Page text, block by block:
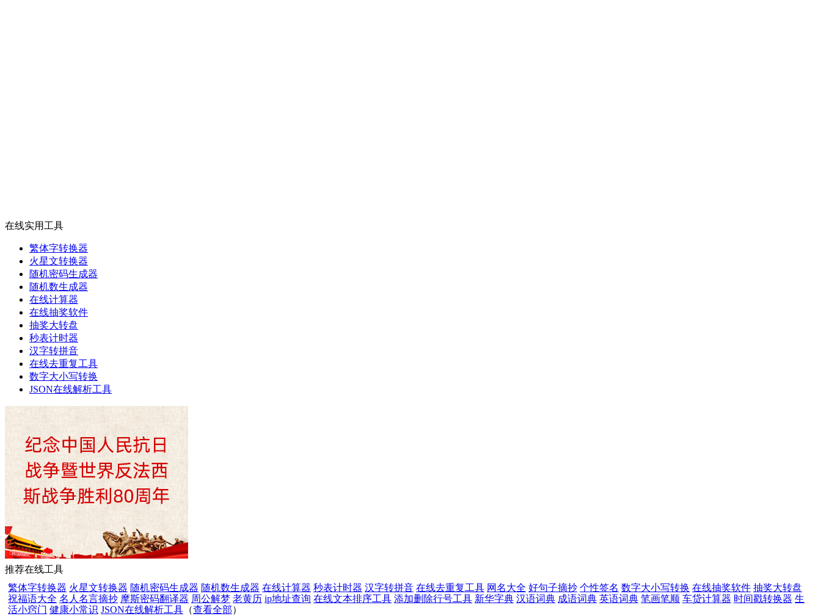
在线实用工具
繁体字转换器
火星文转换器
随机密码生成器
随机数生成器
在线计算器
在线抽奖软件
抽奖大转盘
秒表计时器
汉字转拼音
在线去重复工具
数字大小写转换
JSON在线解析工具
推荐在线工具
繁体字转换器 火星文转换器 随机密码生成器 随机数生成器 在线计算器 秒表计时器 汉字转拼音 在线去重复工具 网名大全 好句子摘抄 个性签名 数字大小写转换 在线抽奖软件 抽奖大转盘
祝福语大全 名人名言摘抄 摩斯密码翻译器 周公解梦 老黄历 ip地址查询 在线文本排序工具 添加删除行号工具 新华字典 汉语词典 成语词典 英语词典 笔画笔顺 车贷计算器 时间戳转换器 生
活小窍门 健康小常识 JSON在线解析工具 （查看全部）